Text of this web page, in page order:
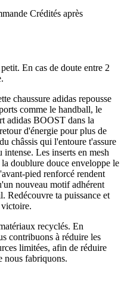
Crédités après
En cas de doute entre 2
chaussure adidas repousse
comme le handball, le
adidas BOOST dans la
d'énergie pour plus de
châssis qui l'entoure t'assure
Les inserts en mesh
doublure douce enveloppe le
pied renforcé rendent
nouveau motif adhérent
Redécouvre ta puissance et
victoire.
recyclés. En
contribuons à réduire les
limitées, afin de réduire
nous fabriquons.